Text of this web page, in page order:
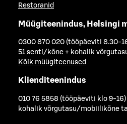
Restoranid
Müügiteenindus, Helsingi
0300 870 020 (tööpäeviti 8.30-
51 senti/kõne + kohalik
Kõik müügiteenused
Klienditeenindus
010 76 5858 (tööpäeviti klo 9-16)
kohalik võrgutasu/mobiilikõne